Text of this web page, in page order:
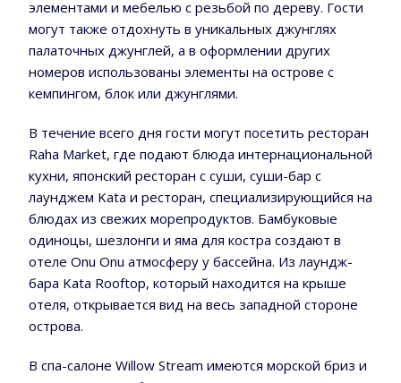
элементами и мебелью с резьбой по дереву. Гости
могут также отдохнуть в уникальных джунглях
палаточных джунглей, а в оформлении других
номеров использованы элементы на острове с
кемпингом, блок или джунглями.
В течение всего дня гости могут посетить ресторан
Raha Market, где подают блюда интернациональной
кухни, японский ресторан с суши, суши-бар с
лаунджем Kata и ресторан, специализирующийся на
блюдах из свежих морепродуктов. Бамбуковые
одиноцы, шезлонги и яма для костра создают в
отеле Onu Onu атмосферу у бассейна. Из лаундж-
бара Kata Rooftop, который находится на крыше
отеля, открывается вид на весь западной стороне
острова.
В спа-салоне Willow Stream имеются морской бриз и